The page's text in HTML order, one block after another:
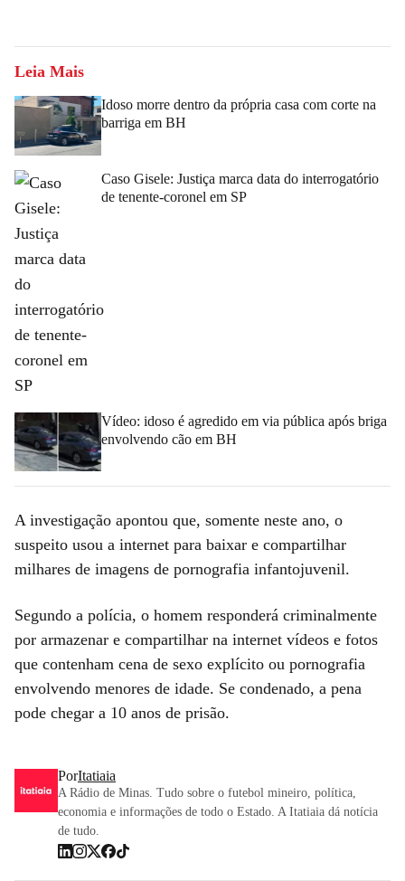
Leia Mais
Idoso morre dentro da própria casa com corte na
barriga em BH
Caso Gisele: Justiça marca data do interrogatório
de tenente-coronel em SP
Vídeo: idoso é agredido em via pública após briga
envolvendo cão em BH
A investigação apontou que, somente neste ano, o
suspeito usou a internet para baixar e compartilhar
milhares de imagens de pornografia infantojuvenil.
Segundo a polícia, o homem responderá criminalmente
por armazenar e compartilhar na internet vídeos e fotos
que contenham cena de sexo explícito ou pornografia
envolvendo menores de idade. Se condenado, a pena
pode chegar a 10 anos de prisão.
PorItatiaia
A Rádio de Minas. Tudo sobre o futebol mineiro, política,
economia e informações de todo o Estado. A Itatiaia dá notícia
de tudo.